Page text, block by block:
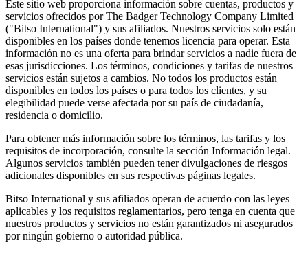
Este sitio web proporciona información sobre cuentas, productos y
servicios ofrecidos por The Badger Technology Company Limited
("Bitso International") y sus afiliados. Nuestros servicios solo están
disponibles en los países donde tenemos licencia para operar. Esta
información no es una oferta para brindar servicios a nadie fuera de
esas jurisdicciones. Los términos, condiciones y tarifas de nuestros
servicios están sujetos a cambios. No todos los productos están
disponibles en todos los países o para todos los clientes, y su
elegibilidad puede verse afectada por su país de ciudadanía,
residencia o domicilio.
Para obtener más información sobre los términos, las tarifas y los
requisitos de incorporación, consulte la sección Información legal.
Algunos servicios también pueden tener divulgaciones de riesgos
adicionales disponibles en sus respectivas páginas legales.
Bitso International y sus afiliados operan de acuerdo con las leyes
aplicables y los requisitos reglamentarios, pero tenga en cuenta que
nuestros productos y servicios no están garantizados ni asegurados
por ningún gobierno o autoridad pública.